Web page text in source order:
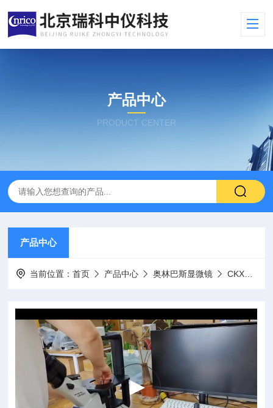
产品中心
PRODUCT CENTER
产品中心
当前位置：首页 产品中心 奥林巴斯显微镜 CKX系列倒置显微镜